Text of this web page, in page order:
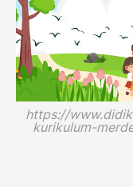
https://
kurikulum-